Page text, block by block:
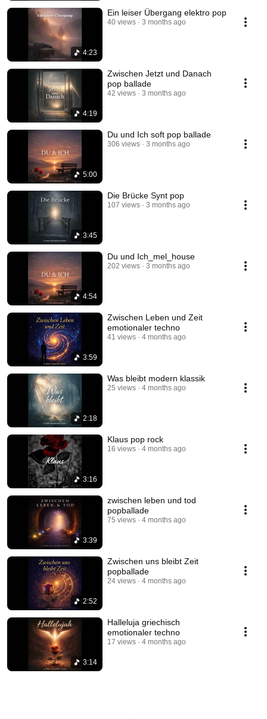
4:23
Ein leiser Übergang elektro pop
40 views 3 months ago
4:19
Zwischen Jetzt und Danach
pop ballade
42 views 3 months ago
5:00
Du und Ich soft pop ballade
306 views 3 months ago
3:45
Die Brücke Synt pop
107 views 3 months ago
4:54
Du und Ich_mel_house
202 views 3 months ago
3:59
Zwischen Leben und Zeit
emotionaler techno
41 views 4 months ago
2:18
Was bleibt modern klassik
25 views 4 months ago
3:16
Klaus pop rock
16 views 4 months ago
3:39
zwischen leben und tod
popballade
75 views 4 months ago
2:52
Zwischen uns bleibt Zeit
popballade
24 views 4 months ago
3:14
Halleluja griechisch
emotionaler techno
17 views 4 months ago